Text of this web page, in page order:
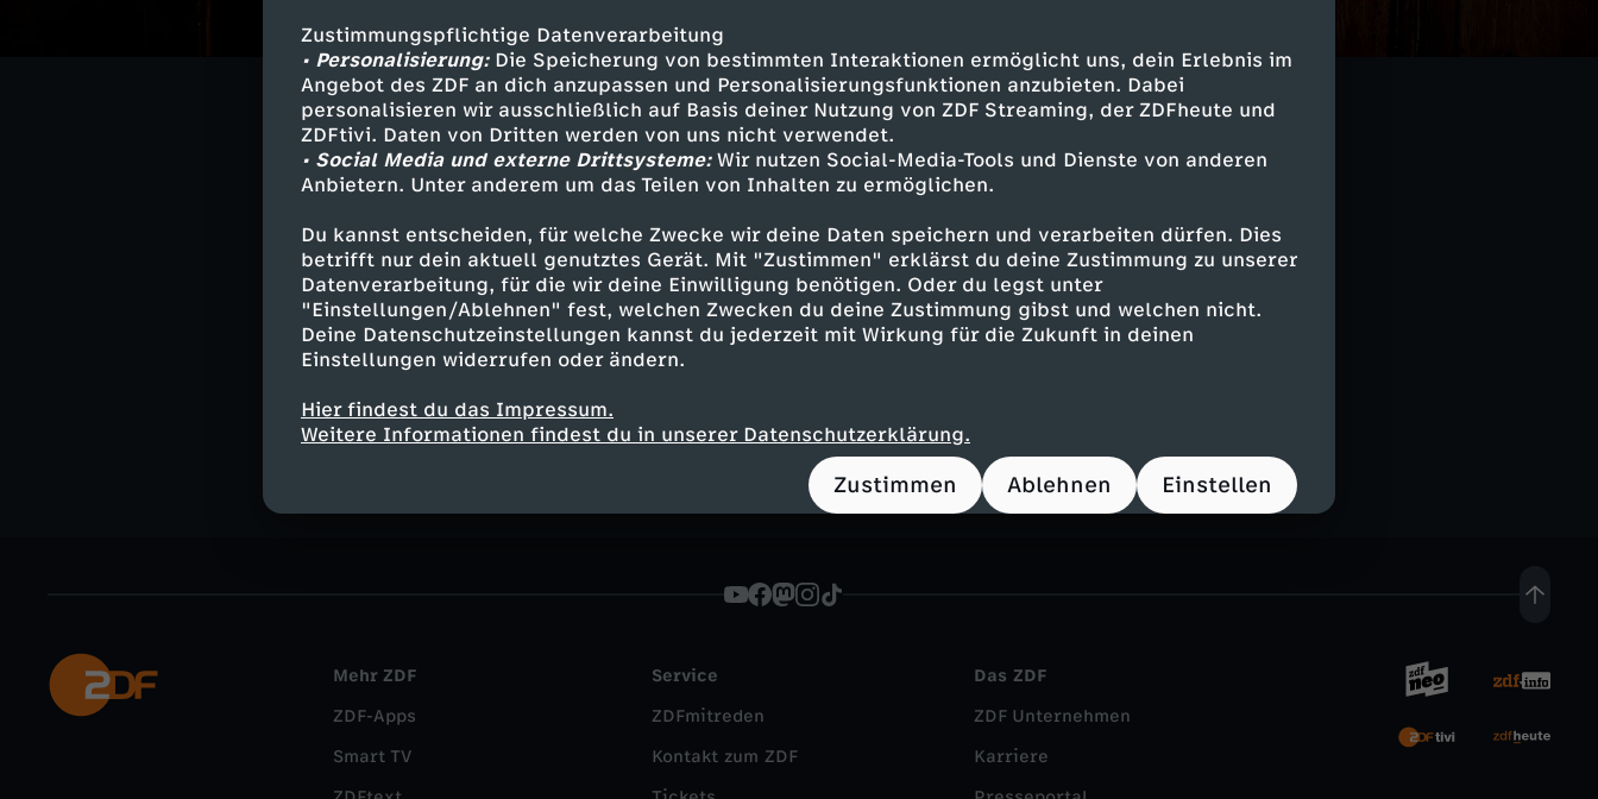
Zustimmungspflichtige Datenverarbeitung
• Personalisierung:Die Speicherung von bestimmten Interaktionen ermöglicht uns, dein Erlebnis im
Angebot des ZDF an dich anzupassen und Personalisierungsfunktionen anzubieten. Dabei
personalisieren wir ausschließlich auf Basis deiner Nutzung von ZDF Streaming, der ZDFheute und
ZDFtivi. Daten von Dritten werden von uns nicht verwendet.
• Social Media und externe Drittsysteme:Wir nutzen Social-Media-Tools und Dienste von anderen
Anbietern. Unter anderem um das Teilen von Inhalten zu ermöglichen.
Du kannst entscheiden, für welche Zwecke wir deine Daten speichern und verarbeiten dürfen. Dies
betrifft nur dein aktuell genutztes Gerät. Mit "Zustimmen" erklärst du deine Zustimmung zu unserer
Datenverarbeitung, für die wir deine Einwilligung benötigen. Oder du legst unter
"Einstellungen/Ablehnen" fest, welchen Zwecken du deine Zustimmung gibst und welchen nicht.
Deine Datenschutzeinstellungen kannst du jederzeit mit Wirkung für die Zukunft in deinen
Einstellungen widerrufen oder ändern.
Hier findest du das Impressum.
Weitere Informationen findest du in unserer Datenschutzerklärung.
Zustimmen Ablehnen Einstellen
Selbstmord. Alle anderen Komplizen versuchen zunächst verzweifelt, ihre
Haut zu retten. Nur Speer und Heß überleben – als Gefangene im
Kriegsverbrechergefängnis von Spandau.
Keiner von ihnen bekennt sich zu seiner Schuld.
Ähnliche Inhalte entdecken
Geschichte Dokumentation
Komplizen des Bösen - Hitlers Helfer
Mehr ZDF
ZDF-Apps
Smart TV
Service
ZDFmitreden
Kontakt zum ZDF
Das ZDF
ZDF Unternehmen
Karriere